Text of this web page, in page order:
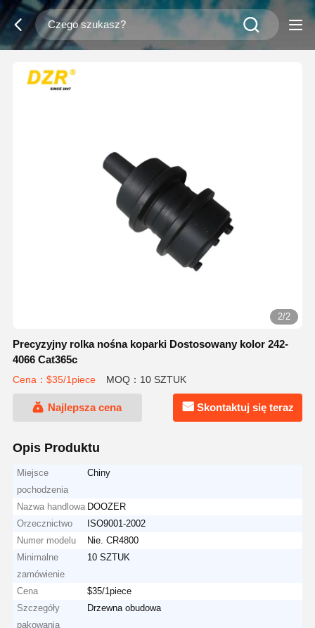
2/2
Precyzyjny rolka nośna koparki Dostosowany kolor 242-
4066 Cat365c
Cena：$35/1piece MOQ：10 SZTUK
Najlepsza cena Skontaktuj się teraz
Opis Produktu
Miejsce
pochodzenia
Chiny
Nazwa handlowa DOOZER
Orzecznictwo
ISO9001-2002
Numer modelu
Nie. CR4800
Minimalne
zamówienie
10 SZTUK
Cena
$35/1piece
Szczegóły
pakowania
Drzewna obudowa